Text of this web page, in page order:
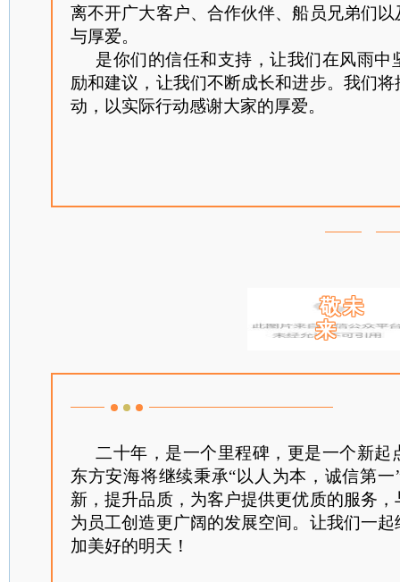
离不开广大客户、合作伙伴、船员兄弟们
与厚爱。
是你们的信任和支持，让我们在风雨中
励和建议，让我们不断成长和进步。我们
动，以实际行动感谢大家的厚爱。
敬未
来
二十年，是一个里程碑，更是一个新起
东方安海将继续秉承“以人为本，诚信第
新，提升品质，为客户提供更优质的服务
为员工创造更广阔的发展空间。让我们一
加美好的明天！